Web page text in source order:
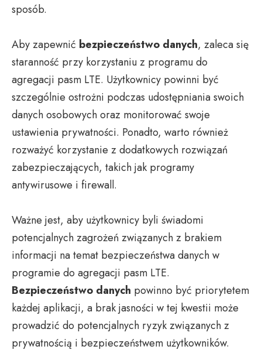
sposób.
Aby zapewnić bezpieczeństwo danych, zaleca się
staranność przy korzystaniu z programu do
agregacji pasm LTE. Użytkownicy powinni być
szczególnie ostrożni podczas udostępniania swoich
danych osobowych oraz monitorować swoje
ustawienia prywatności. Ponadto, warto również
rozważyć korzystanie z dodatkowych rozwiązań
zabezpieczających, takich jak programy
antywirusowe i firewall.
Ważne jest, aby użytkownicy byli świadomi
potencjalnych zagrożeń związanych z brakiem
informacji na temat bezpieczeństwa danych w
programie do agregacji pasm LTE.
Bezpieczeństwo danych powinno być priorytetem
każdej aplikacji, a brak jasności w tej kwestii może
prowadzić do potencjalnych ryzyk związanych z
prywatnością i bezpieczeństwem użytkowników.